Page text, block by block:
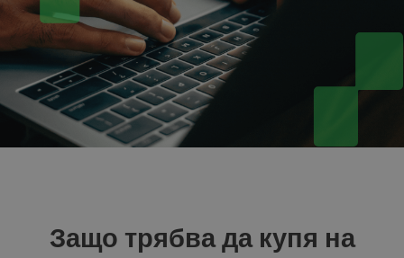
Защо трябва да купя на